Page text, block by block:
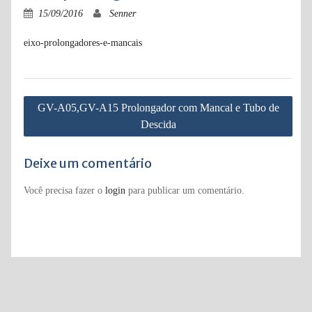
15/09/2016 Senner
eixo-prolongadores-e-mancais
Navegação
Post
GV-A05,GV-A15 Prolongador com Mancal e Tubo de
Descida
Deixe um comentário
Você precisa fazer o login para publicar um comentário.